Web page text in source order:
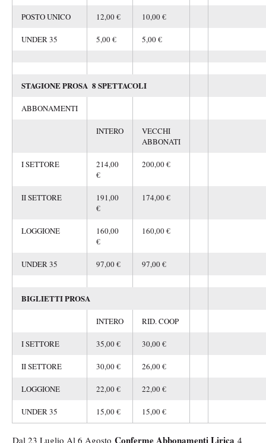
POSTO UNICO 12,00 € 10,00 €
UNDER 35 5,00 € 5,00 €
STAGIONE PROSA 8 SPETTACOLI
ABBONAMENTI
INTERO
VECCHI
ABBONATI
I SETTORE
214,00
€
200,00 €
II SETTORE
191,00
€
174,00 €
LOGGIONE
160,00
€
160,00 €
UNDER 35 97,00 € 97,00 €
BIGLIETTI PROSA
INTERO RID. COOP
I SETTORE 35,00 € 30,00 €
II SETTORE 30,00 € 26,00 €
LOGGIONE 22,00 € 22,00 €
UNDER 35 15,00 € 15,00 €
Dal 23 Luglio Al 6 Agosto Conferme Abbonamenti Lirica 4